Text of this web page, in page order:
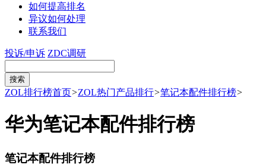
如何提高排名
异议如何处理
联系我们
投诉/申诉 ZDC调研
ZOL排行榜首页>ZOL热门产品排行>笔记本配件排行榜>
华为笔记本配件排行榜
笔记本配件排行榜